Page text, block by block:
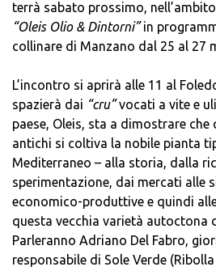
terrà sabato prossimo,
“Oleis Olio & Dintorni”in
collinare di Manzano dal 25 al 27
L’incontro si aprirà alle 11 al
spazierà dai “cru”vocati a vite e
paese, Oleis, sta a dimostrare che
antichi si coltiva la nobile pianta
Mediterraneo – alla storia, dalla
sperimentazione, dai mercati alle
economico-produttive e quindi
questa vecchia varietà autoctona
Parleranno Adriano Del Fabro,
responsabile di Sole Verde